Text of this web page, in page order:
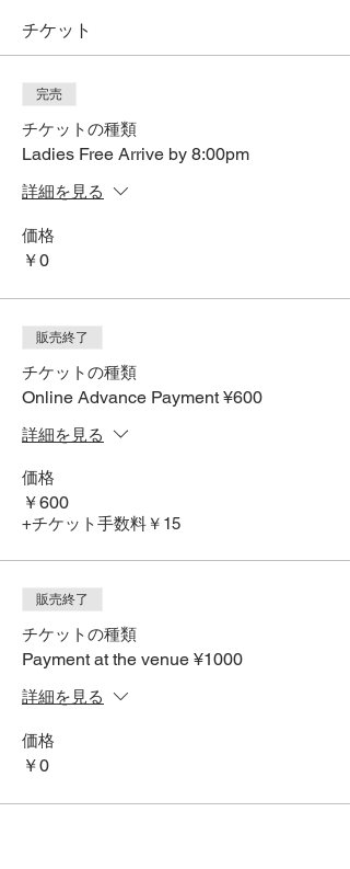
チケット
完売
チケットの種類
Ladies Free Arrive by 8:00pm
詳細を見る
価格
￥0
販売終了
チケットの種類
Online Advance Payment ¥600
詳細を見る
価格
￥600
+チケット手数料￥15
販売終了
チケットの種類
Payment at the venue ¥1000
詳細を見る
価格
￥0